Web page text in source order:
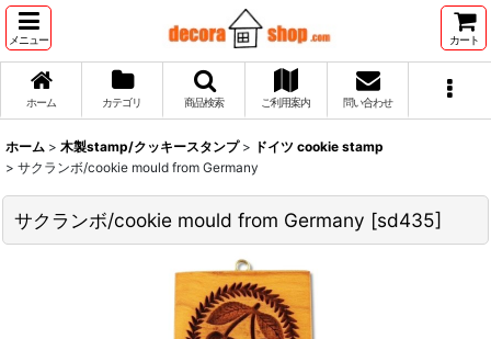
メニュー カート
ホーム カテゴリ 商品検索 ご利用案内 問い合わせ
ホーム > 木製stamp/クッキースタンプ > ドイツ cookie stamp
> サクランボ/cookie mould from Germany
サクランボ/cookie mould from Germany [sd435]